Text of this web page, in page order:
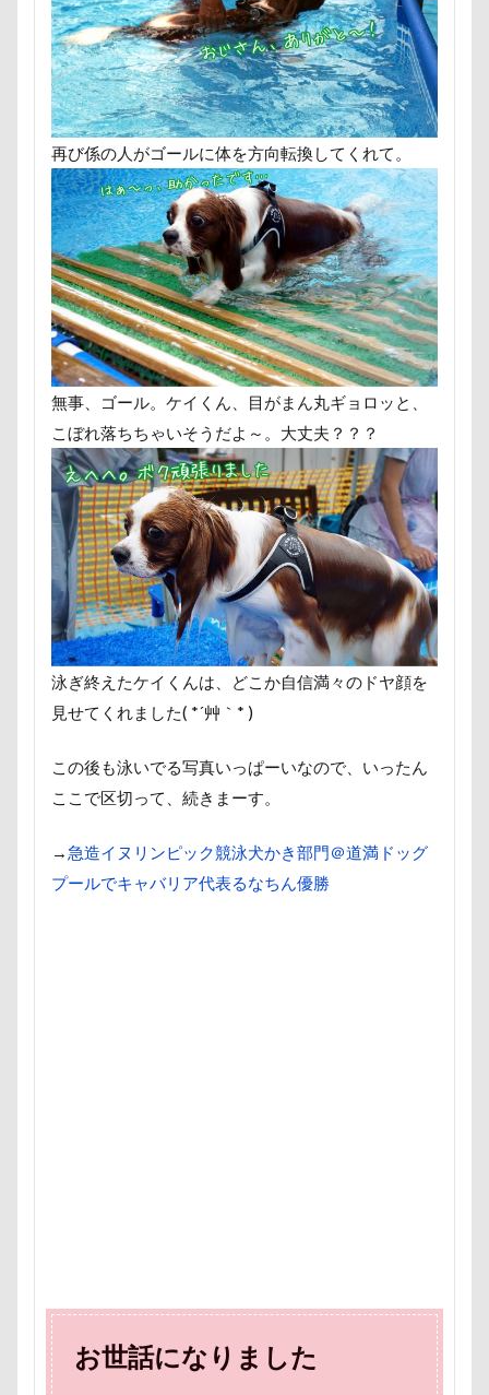
再び係の人がゴールに体を方向転換してくれて。
無事、ゴール。ケイくん、目がまん丸ギョロッと、
こぼれ落ちちゃいそうだよ～。大丈夫？？？
泳ぎ終えたケイくんは、どこか自信満々のドヤ顔を
見せてくれました( *´艸｀* )
この後も泳いでる写真いっぱーいなので、いったん
ここで区切って、続きまーす。
→急造イヌリンピック競泳犬かき部門＠道満ドッグ
プールでキャバリア代表るなちん優勝
お世話になりました